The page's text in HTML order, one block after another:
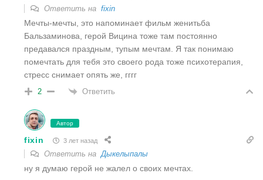
Ответить на fixin
Мечты-мечты, это напоминает фильм женитьба
Бальзаминова, герой Вицина тоже там постоянно
предавался праздным, тупым мечтам. Я так понимаю
помечтать для тебя это своего рода тоже психотерапия,
стресс снимает опять же, гггг
2 Ответить
Автор
fixin 3 лет назад
Ответить наДыкелыпалы
ну я думаю герой не жалел о своих мечтах.